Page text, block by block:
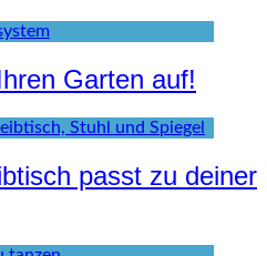
Garten auf!
passt zu deiner